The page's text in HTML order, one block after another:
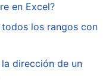
en Excel?
los rangos con
dirección de un